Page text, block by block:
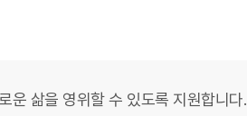
운 삶을 영위할 수 있도록 지원합니다.